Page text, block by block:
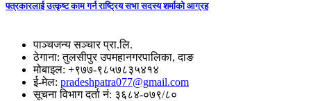
पत्रकारलाई उत्कृष्ट काम गर्न राष्ट्रिय सभा सदस्य शर्माको आग्रह
पाञ्चजन्य सञ्चार प्रा.लि.
ठेगाना: तुलसीपुर उपमहानगरपालिका, दाङ
मोबाइल: +९७७-९८५७८३५४१४
ई-मेल: pradeshpatra077@gmail.com
सूचना विभाग दर्ता नं: ३६८४-०७९/८०